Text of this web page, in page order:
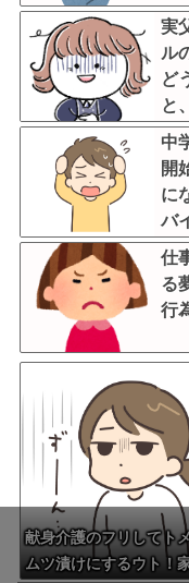
実
ル
ど
と
言
泣
中
開
に
バ
な
ぎ
仕
る
行
献身介護のフリしてト
ムツ漬けにするウト！